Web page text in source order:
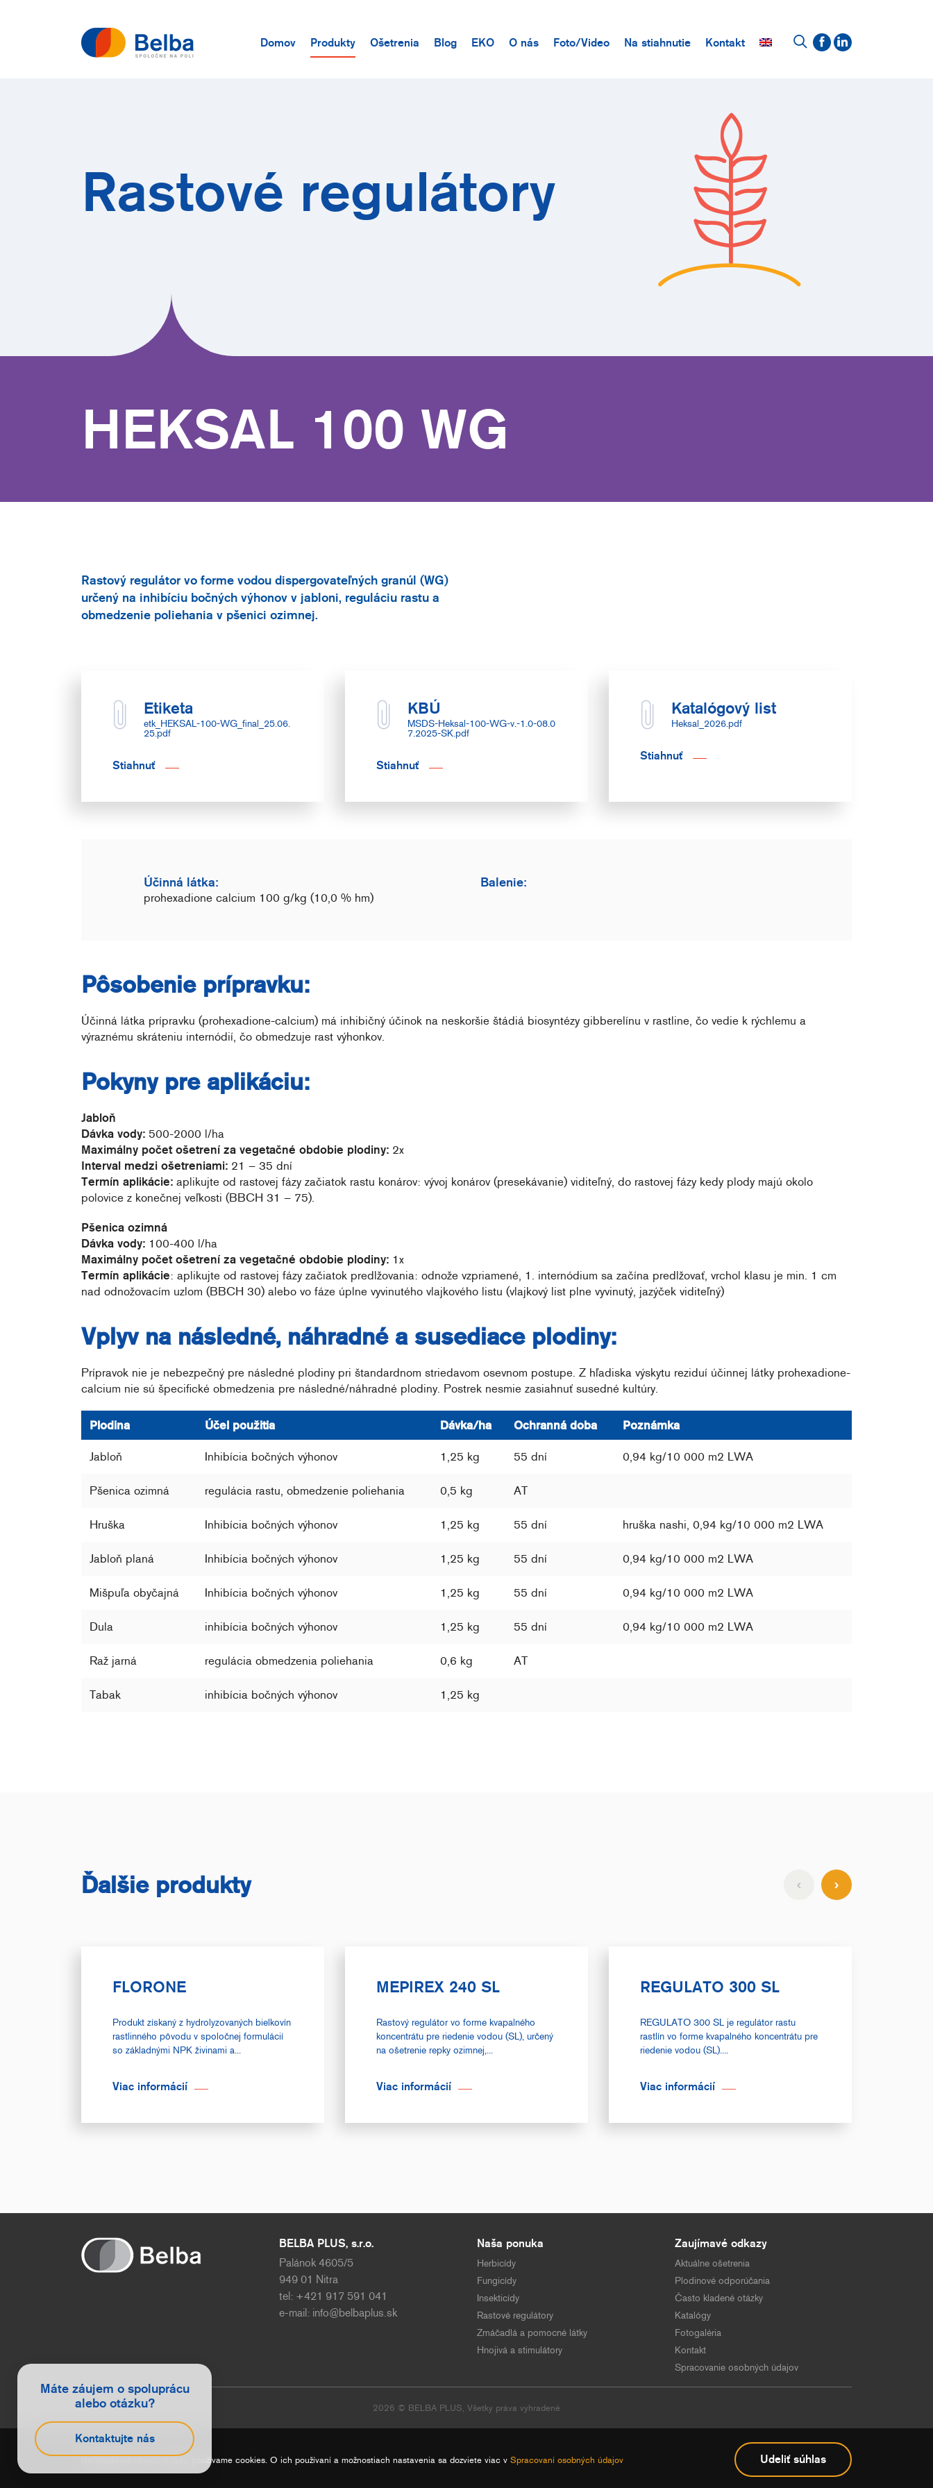
Domov Produkty Ošetrenia Blog EKO O nás Foto/Video Na stiahnutie Kontakt
Rastové regulátory
HEKSAL 100 WG
Rastový regulátor vo forme vodou dispergovateľných granúl (WG)
určený na inhibíciu bočných výhonov v jabloni, reguláciu rastu a
obmedzenie poliehania v pšenici ozimnej.
Etiketa
etk_HEKSAL-100-WG_final_25.06.
25.pdf
Stiahnuť
KBÚ
MSDS-Heksal-100-WG-v.-1.0-08.0
7.2025-SK.pdf
Stiahnuť
Katalógový list
Heksal_2026.pdf
Stiahnuť
Účinná látka:
prohexadione calcium 100 g/kg (10,0 % hm)
Balenie:
Pôsobenie prípravku:
Účinná látka prípravku (prohexadione-calcium) má inhibičný účinok na neskoršie štádiá biosyntézy gibberelínu v rastline, čo vedie k rýchlemu a
výraznému skráteniu internódií, čo obmedzuje rast výhonkov.
Pokyny pre aplikáciu:
Jabloň
Dávka vody: 500-2000 l/ha
Maximálny počet ošetrení za vegetačné obdobie plodiny: 2x
Interval medzi ošetreniami: 21 – 35 dní
Termín aplikácie: aplikujte od rastovej fázy začiatok rastu konárov: vývoj konárov (presekávanie) viditeľný, do rastovej fázy kedy plody majú okolo
polovice z konečnej veľkosti (BBCH 31 – 75).
Pšenica ozimná
Dávka vody: 100-400 l/ha
Maximálny počet ošetrení za vegetačné obdobie plodiny: 1x
Termín aplikácie: aplikujte od rastovej fázy začiatok predlžovania: odnože vzpriamené, 1. internódium sa začína predlžovať, vrchol klasu je min. 1 cm
nad odnožovacím uzlom (BBCH 30) alebo vo fáze úplne vyvinutého vlajkového listu (vlajkový list plne vyvinutý, jazýček viditeľný)
Vplyv na následné, náhradné a susediace plodiny:
Prípravok nie je nebezpečný pre následné plodiny pri štandardnom striedavom osevnom postupe. Z hľadiska výskytu reziduí účinnej látky prohexadione-
calcium nie sú špecifické obmedzenia pre následné/náhradné plodiny. Postrek nesmie zasiahnuť susedné kultúry.
Plodina Účel použitia Dávka/ha Ochranná doba Poznámka
Jabloň Inhibícia bočných výhonov 1,25 kg 55 dní 0,94 kg/10 000 m2 LWA
Pšenica ozimná regulácia rastu, obmedzenie poliehania 0,5 kg AT
Hruška Inhibícia bočných výhonov 1,25 kg 55 dní hruška nashi, 0,94 kg/10 000 m2 LWA
Jabloň planá Inhibícia bočných výhonov 1,25 kg 55 dní 0,94 kg/10 000 m2 LWA
Mišpuľa obyčajná Inhibícia bočných výhonov 1,25 kg 55 dní 0,94 kg/10 000 m2 LWA
Dula inhibícia bočných výhonov 1,25 kg 55 dní 0,94 kg/10 000 m2 LWA
Raž jarná regulácia obmedzenia poliehania 0,6 kg AT
Tabak inhibícia bočných výhonov 1,25 kg
Ďalšie produkty
FLORONE
Produkt získaný z hydrolyzovaných bielkovín
rastlinného pôvodu v spoločnej formulácií
so základnými NPK živinami a...
Viac informácií
MEPIREX 240 SL
Rastový regulátor vo forme kvapalného
koncentrátu pre riedenie vodou (SL), určený
na ošetrenie repky ozimnej,...
Viac informácií
REGULATO 300 SL
REGULATO 300 SL je regulátor rastu
rastlín vo forme kvapalného koncentrátu pre
riedenie vodou (SL)....
Viac informácií
BELBA PLUS, s.r.o.
Palánok 4605/5
949 01 Nitra
tel: +421 917 591 041
e-mail: info@belbaplus.sk
Naša ponuka
Herbicídy
Fungicídy
Insekticídy
Rastové regulátory
Zmáčadlá a pomocné látky
Hnojivá a stimulátory
Zaujímavé odkazy
Aktuálne ošetrenia
Plodinové odporúčania
Často kladené otázky
Katalógy
Fotogaléria
Kontakt
Spracovanie osobných údajov
2026 © BELBA PLUS, Všetky práva vyhradené
Na zlepšenie našich služieb používame cookies. O ich používaní a možnostiach nastavenia sa dozviete viac v Spracovaní osobných údajov Udeliť súhlas
Máte záujem o spoluprácu
alebo otázku?
Kontaktujte nás